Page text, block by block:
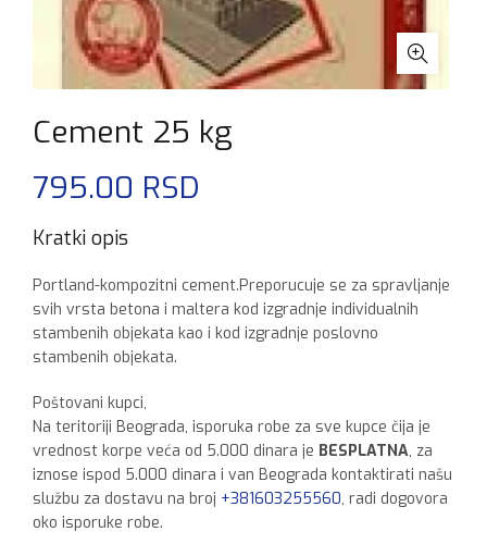
Cement 25 kg
795.00 RSD
Kratki opis
Portland-kompozitni cement.Preporucuje se za spravljanje
svih vrsta betona i maltera kod izgradnje individualnih
stambenih objekata kao i kod izgradnje poslovno
stambenih objekata.
Poštovani kupci,
Na teritoriji Beograda, isporuka robe za sve kupce čija je
vrednost korpe veća od 5.000 dinara je BESPLATNA, za
iznose ispod 5.000 dinara i van Beograda kontaktirati našu
službu za dostavu na broj +381603255560, radi dogovora
oko isporuke robe.